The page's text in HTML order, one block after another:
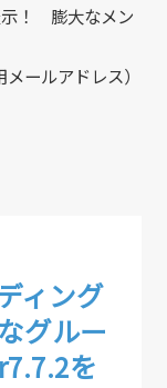
示！ 膨⼤なメン
ールアドレス）
ィング
グルー
を